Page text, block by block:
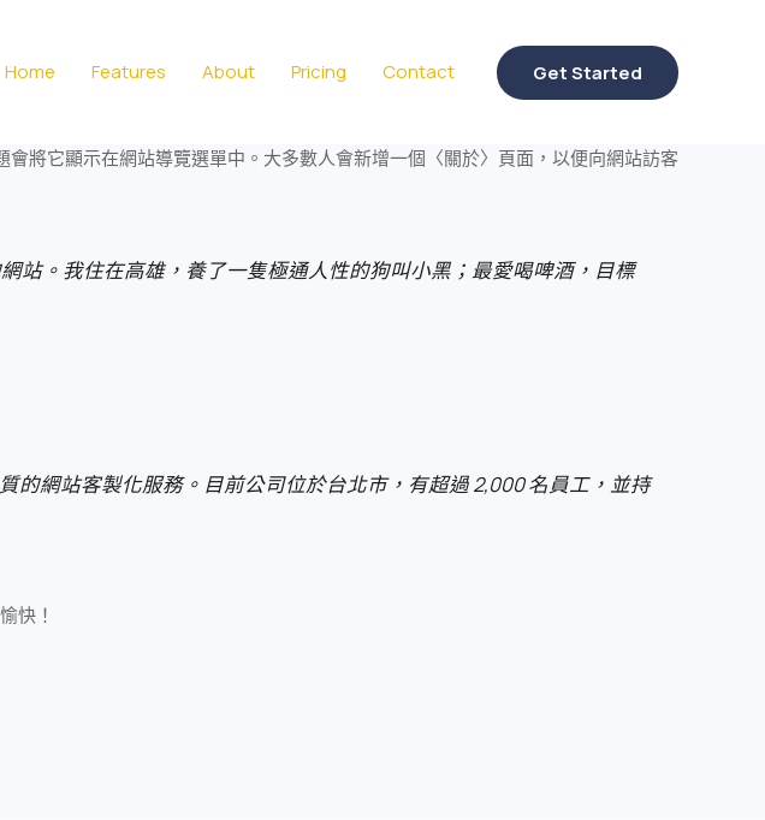
Home Features About Pricing Contact Get Started
將它顯示在網站導覽選單中。大多數人會新增一個〈關於〉頁面，以便向網站訪客
站。我住在高雄，養了一隻極通人性的狗叫小黑；最愛喝啤酒，目標
的網站客製化服務。目前公司位於台北市，有超過 2,000 名員工，並持
快！